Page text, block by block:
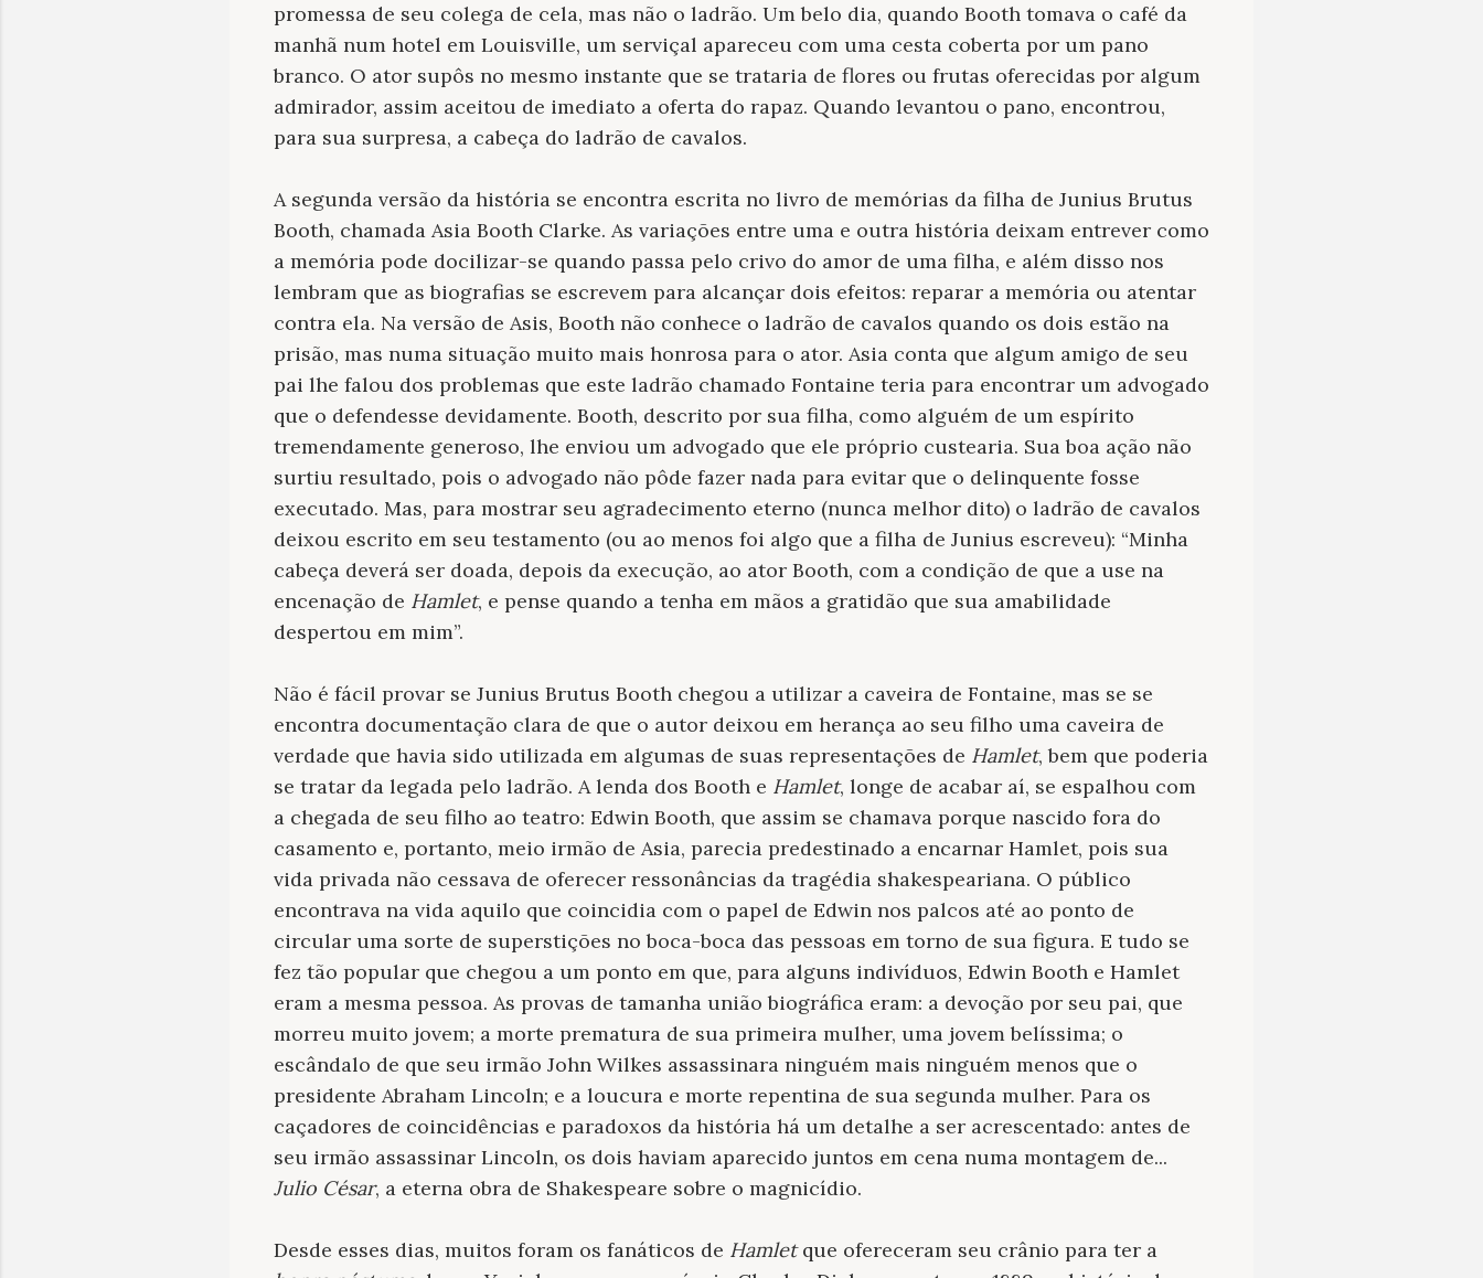
promessa de seu colega de cela, mas não o ladrão. Um belo dia, quando Booth tomava o café da
manhã num hotel em Louisville, um serviçal apareceu com uma cesta coberta por um pano
branco. O ator supôs no mesmo instante que se trataria de flores ou frutas oferecidas por algum
admirador, assim aceitou de imediato a oferta do rapaz. Quando levantou o pano, encontrou,
para sua surpresa, a cabeça do ladrão de cavalos.
A segunda versão da história se encontra escrita no livro de memórias da filha de Junius Brutus
Booth, chamada Asia Booth Clarke. As variações entre uma e outra história deixam entrever como
a memória pode docilizar-se quando passa pelo crivo do amor de uma filha, e além disso nos
lembram que as biografias se escrevem para alcançar dois efeitos: reparar a memória ou atentar
contra ela. Na versão de Asis, Booth não conhece o ladrão de cavalos quando os dois estão na
prisão, mas numa situação muito mais honrosa para o ator. Asia conta que algum amigo de seu
pai lhe falou dos problemas que este ladrão chamado Fontaine teria para encontrar um advogado
que o defendesse devidamente. Booth, descrito por sua filha, como alguém de um espírito
tremendamente generoso, lhe enviou um advogado que ele próprio custearia. Sua boa ação não
surtiu resultado, pois o advogado não pôde fazer nada para evitar que o delinquente fosse
executado. Mas, para mostrar seu agradecimento eterno (nunca melhor dito) o ladrão de cavalos
deixou escrito em seu testamento (ou ao menos foi algo que a filha de Junius escreveu): “Minha
cabeça deverá ser doada, depois da execução, ao ator Booth, com a condição de que a use na
encenação de Hamlet, e pense quando a tenha em mãos a gratidão que sua amabilidade
despertou em mim”.
Não é fácil provar se Junius Brutus Booth chegou a utilizar a caveira de Fontaine, mas se se
encontra documentação clara de que o autor deixou em herança ao seu filho uma caveira de
verdade que havia sido utilizada em algumas de suas representações de Hamlet, bem que poderia
se tratar da legada pelo ladrão. A lenda dos Booth e Hamlet, longe de acabar aí, se espalhou com
a chegada de seu filho ao teatro: Edwin Booth, que assim se chamava porque nascido fora do
casamento e, portanto, meio irmão de Asia, parecia predestinado a encarnar Hamlet, pois sua
vida privada não cessava de oferecer ressonâncias da tragédia shakespeariana. O público
encontrava na vida aquilo que coincidia com o papel de Edwin nos palcos até ao ponto de
circular uma sorte de superstições no boca-boca das pessoas em torno de sua figura. E tudo se
fez tão popular que chegou a um ponto em que, para alguns indivíduos, Edwin Booth e Hamlet
eram a mesma pessoa. As provas de tamanha união biográfica eram: a devoção por seu pai, que
morreu muito jovem; a morte prematura de sua primeira mulher, uma jovem belíssima; o
escândalo de que seu irmão John Wilkes assassinara ninguém mais ninguém menos que o
presidente Abraham Lincoln; e a loucura e morte repentina de sua segunda mulher. Para os
caçadores de coincidências e paradoxos da história há um detalhe a ser acrescentado: antes de
seu irmão assassinar Lincoln, os dois haviam aparecido juntos em cena numa montagem de...
Julio César, a eterna obra de Shakespeare sobre o magnicídio.
Desde esses dias, muitos foram os fanáticos de Hamletque ofereceram seu crânio para ter a